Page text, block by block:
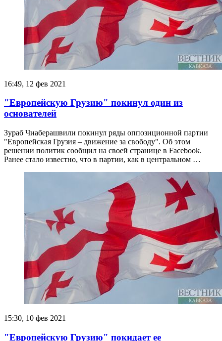
16:49, 12 фев 2021
"Европейскую Грузию" покинул один из
основателей
Зураб Чиаберашвили покинул ряды оппозиционной партии
"Европейская Грузия – движение за свободу". Об этом
решении политик сообщил на своей странице в Facebook.
Ранее стало известно, что в партии, как в центральном …
15:30, 10 фев 2021
"Европейскую Грузию" покидает ее